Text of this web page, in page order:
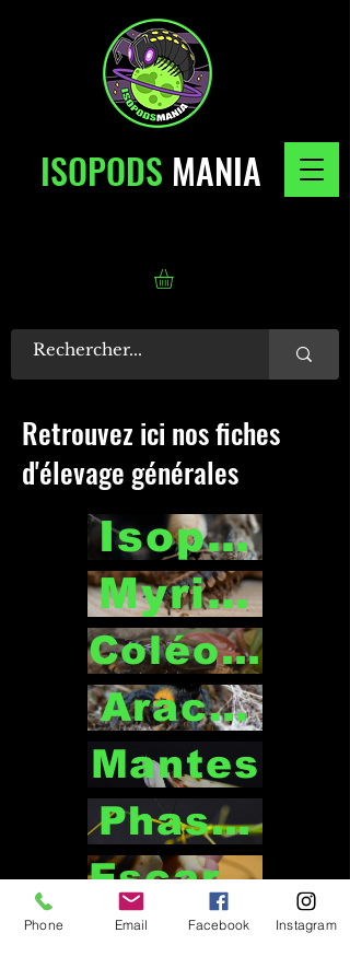
ISOPODS MANIA
Retrouvez ici nos fiches
d'élevage générales
Isopodes
Coléoptères
Arachnides
Mantes
Phasmes
Escargots
Phone Email Facebook Instagram